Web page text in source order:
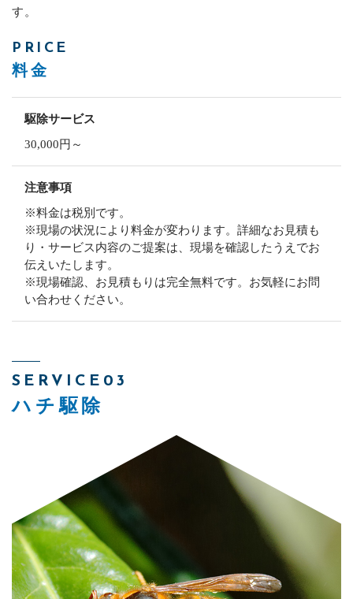
す。
PRICE
料金
駆除サービス
30,000円～
注意事項
※料金は税別です。
※現場の状況により料金が変わります。詳細なお見積も
り・サービス内容のご提案は、現場を確認したうえでお
伝えいたします。
※現場確認、お見積もりは完全無料です。お気軽にお問
い合わせください。
SERVICE03
ハチ駆除